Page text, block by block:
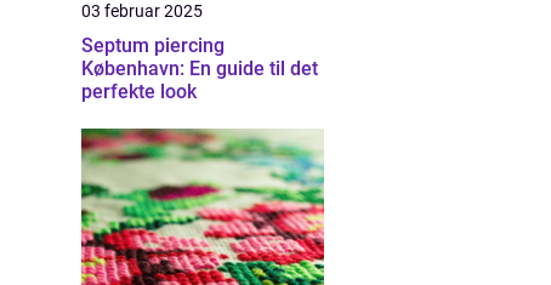
03 februar 2025
Septum piercing
København: En guide til det
perfekte look